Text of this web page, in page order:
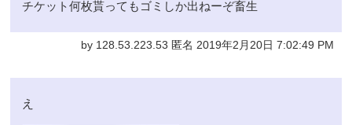
チケット何枚貰ってもゴミしか出ねーぞ畜生
by 128.53.223.53 匿名 2019年2月20日 7:02:49 PM
え